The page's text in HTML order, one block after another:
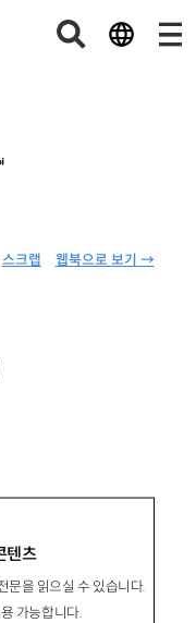
웹북으로 보기 →
스크랩
텐츠
문을 읽으실 수 있습니다.
가능합니다.